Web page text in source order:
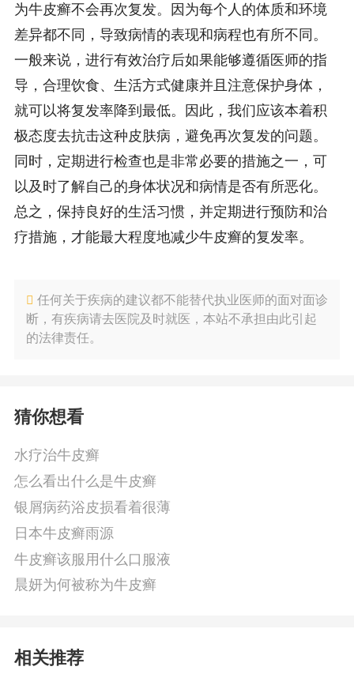
为牛皮癣不会再次复发。因为每个人的体质和环境
差异都不同，导致病情的表现和病程也有所不同。
一般来说，进行有效治疗后如果能够遵循医师的指
导，合理饮食、生活方式健康并且注意保护身体，
就可以将复发率降到最低。因此，我们应该本着积
极态度去抗击这种皮肤病，避免再次复发的问题。
同时，定期进行检查也是非常必要的措施之一，可
以及时了解自己的身体状况和病情是否有所恶化。
总之，保持良好的生活习惯，并定期进行预防和治
疗措施，才能最大程度地减少牛皮癣的复发率。
任何关于疾病的建议都不能替代执业医师的面对面诊
断，有疾病请去医院及时就医，本站不承担由此引起
的法律责任。
猜你想看
水疗治牛皮癣
怎么看出什么是牛皮癣
银屑病药浴皮损看着很薄
日本牛皮癣雨源
牛皮癣该服用什么口服液
晨妍为何被称为牛皮癣
相关推荐